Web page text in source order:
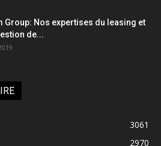
Group: Nos expertises du leasing et
de...
3061
2970